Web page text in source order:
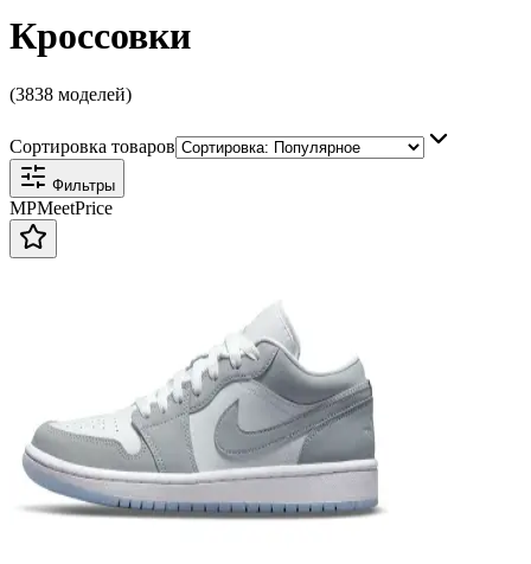
Кроссовки
(3838 моделей)
Сортировка товаров
Фильтры
MPMeetPrice